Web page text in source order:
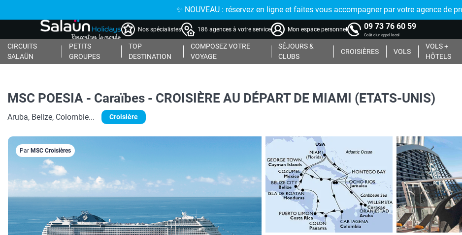
✨ NOUVEAU : réservez en ligne et faites vous accompagner par votre agence de
Nos spécialistes 186 agences à votre service Mon espace personnel 09 73 76 60 59
Coût d'un appel local
CIRCUITS
SALAÜN
PETITS
GROUPES
TOP
DESTINATION
COMPOSEZ VOTRE
VOYAGE
SÉJOURS &
CLUBS
CROISIÈRES VOLS
VOLS +
HÔTELS
MSC POESIA - Caraïbes - CROISIÈRE AU DÉPART DE MIAMI (ETATS-UNIS)
Aruba, Belize, Colombie... Croisière
Par MSC Croisières